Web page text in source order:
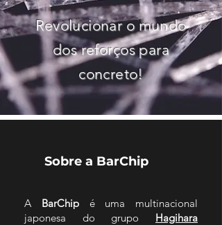
Revolucionar o mundo
dos reforços para
concreto!
Sobre a BarChip
A BarChip é uma multinacional
japonesa do grupo Hagihara